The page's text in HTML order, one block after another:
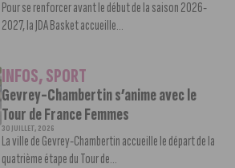
Pour se renforcer avant le début de la saison 2026-
2027, la JDA Basket accueille...
INFOS,SPORT
Gevrey-Chambertin s’anime avec le
Tour de France Femmes
30 JUILLET, 2026
La ville de Gevrey-Chambertin accueille le départ de la
quatrième étape du Tour de...